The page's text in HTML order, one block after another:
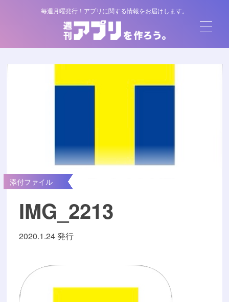
毎週月曜発行！アプリに関する情報をお届けします。
添付ファイル
IMG_2213
2020.1.24 発行